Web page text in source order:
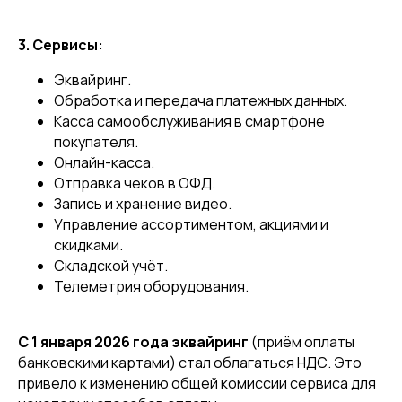
3. Сервисы:
Эквайринг.
Обработка и передача платежных данных.
Касса самообслуживания в смартфоне
покупателя.
Онлайн-касса.
Отправка чеков в ОФД.
Запись и хранение видео.
Управление ассортиментом, акциями и
скидками.
Складской учёт.
Телеметрия оборудования.
С 1 января 2026 года эквайринг (приём оплаты
банковскими картами) стал облагаться НДС. Это
привело к изменению общей комиссии сервиса для